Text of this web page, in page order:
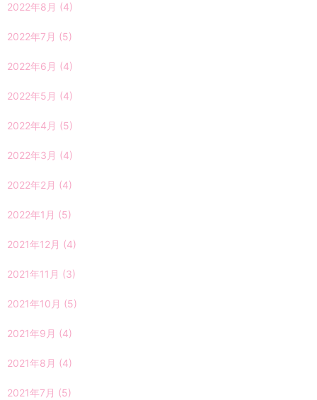
2022年8月 (4)
2022年7月 (5)
2022年6月 (4)
2022年5月 (4)
2022年4月 (5)
2022年3月 (4)
2022年2月 (4)
2022年1月 (5)
2021年12月 (4)
2021年11月 (3)
2021年10月 (5)
2021年9月 (4)
2021年8月 (4)
2021年7月 (5)